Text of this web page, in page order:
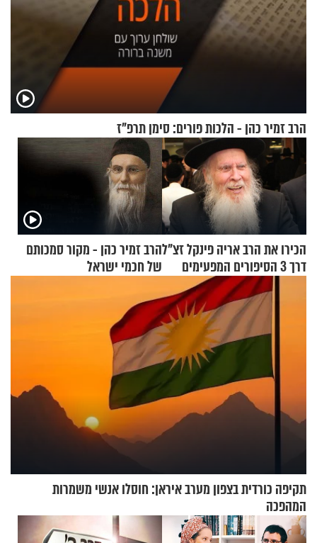
הרב זמיר כהן - הלכות פורים: סימן תרפ"ז
הכירו את הרב אריה פינקל זצ"ל
דרך 3 הסיפורים המפעימים
הרב זמיר כהן - מקור סמכותם
של חכמי ישראל
תקיפה כורדית בצפון מערב איראן: חוסלו אנשי משמרות
המהפכה